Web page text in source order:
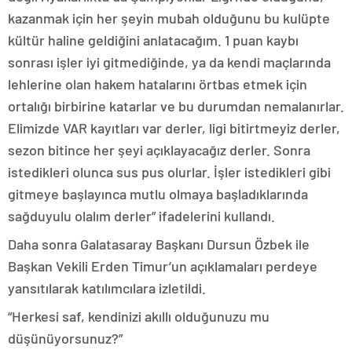
kazanmak için her şeyin mubah olduğunu bu kulüpte
kültür haline geldiğini anlatacağım. 1 puan kaybı
sonrası işler iyi gitmediğinde, ya da kendi maçlarında
lehlerine olan hakem hatalarını örtbas etmek için
ortalığı birbirine katarlar ve bu durumdan nemalanırlar.
Elimizde VAR kayıtları var derler, ligi bitirtmeyiz derler,
sezon bitince her şeyi açıklayacağız derler. Sonra
istedikleri olunca sus pus olurlar. İşler istedikleri gibi
gitmeye başlayınca mutlu olmaya başladıklarında
sağduyulu olalım derler” ifadelerini kullandı.
Daha sonra Galatasaray Başkanı Dursun Özbek ile
Başkan Vekili Erden Timur’un açıklamaları perdeye
yansıtılarak katılımcılara izletildi.
“Herkesi saf, kendinizi akıllı olduğunuzu mu
düşünüyorsunuz?”